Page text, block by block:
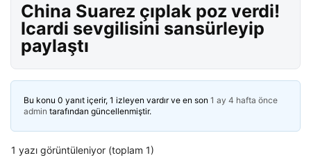
China Suarez çıplak poz verdi!
Icardi sevgilisini sansürleyip
paylaştı
Bu konu 0 yanıt içerir, 1 izleyen vardır ve en son 1 ay 4 hafta önce
admin tarafından güncellenmiştir.
1 yazı görüntüleniyor (toplam 1)